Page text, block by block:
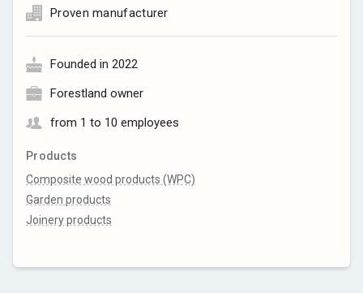
Proven manufacturer
Founded in 2022
Forestland owner
from 1 to 10 employees
Products
Composite wood products (WPC)
Garden products
Joinery products